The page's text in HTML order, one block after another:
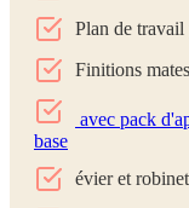
Plan de travail
Finitions mates
avec pack
base
évier et